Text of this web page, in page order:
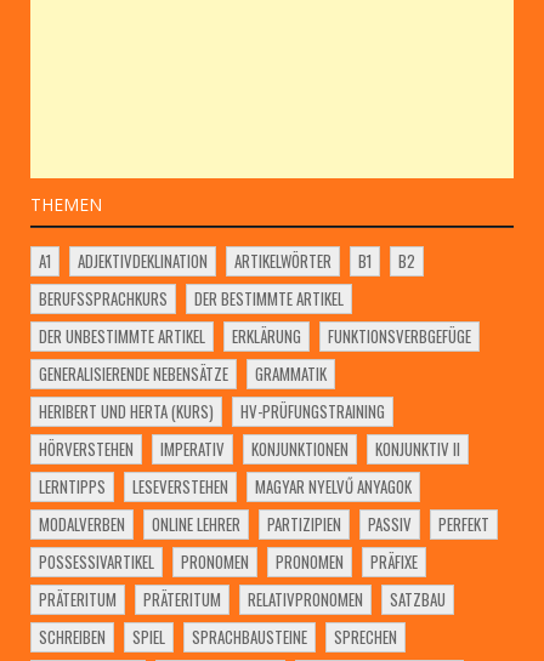
THEMEN
A1 ADJEKTIVDEKLINATION ARTIKELWÖRTER B1
B2
BERUFSSPRACHKURS
DER BESTIMMTE ARTIKEL
DER UNBESTIMMTE ARTIKEL
ERKLÄRUNG
FUNKTIONSVERBGEFÜGE
GENERALISIERENDE NEBENSÄTZE
GRAMMATIK
HERIBERT UND HERTA (KURS)
HV-PRÜFUNGSTRAINING
HÖRVERSTEHEN
IMPERATIV KONJUNKTIONEN
KONJUNKTIV II
LERNTIPPS
LESEVERSTEHEN
MAGYAR NYELVŰ ANYAGOK
MODALVERBEN
ONLINE LEHRER PARTIZIPIEN PASSIV
PERFEKT
POSSESSIVARTIKEL
PRONOMEN PRONOMEN
PRÄFIXE
PRÄTERITUM
PRÄTERITUM RELATIVPRONOMEN
SATZBAU
SCHREIBEN
SPIEL SPRACHBAUSTEINE
SPRECHEN